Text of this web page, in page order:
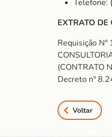
EXTRATO
Requisição
(CONTRATO
Decreto nº
Voltar